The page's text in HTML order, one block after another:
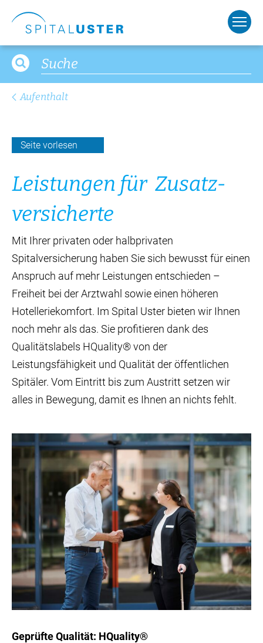
Aufenthalt
Seite vorlesen
Lei­stun­gen für Zu­satz­
ver­si­cher­te
Mit Ihrer privaten oder halbprivaten
Spitalversicherung haben Sie sich bewusst für einen
Anspruch auf mehr Leistungen entschieden –
Freiheit bei der Arztwahl sowie einen höheren
Hotelleriekomfort. Im Spital Uster bieten wir Ihnen
noch mehr als das. Sie profitieren dank des
Qualitätslabels HQuality® von der
Leistungsfähigkeit und Qualität der öffentlichen
Spitäler. Vom Eintritt bis zum Austritt setzen wir
alles in Bewegung, damit es Ihnen an nichts fehlt.
Geprüfte Qualität: HQuality®